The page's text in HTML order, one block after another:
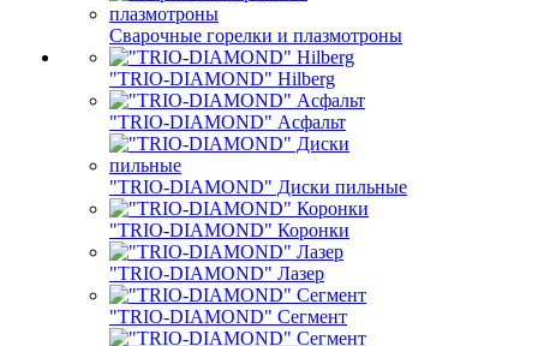
Сварочные горелки и плазмотроны
"TRIO-DIAMOND" Hilberg
"TRIO-DIAMOND" Асфальт
"TRIO-DIAMOND" Диски пильные
"TRIO-DIAMOND" Коронки
"TRIO-DIAMOND" Лазер
"TRIO-DIAMOND" Сегмент